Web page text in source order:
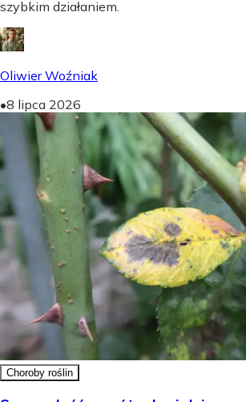
szybkim działaniem.
Oliwier Woźniak
•8 lipca 2026
Choroby roślin